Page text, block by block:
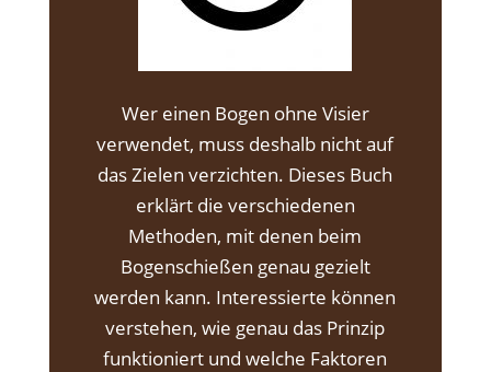
Wer einen Bogen ohne Visier
verwendet, muss deshalb nicht auf
das Zielen verzichten. Dieses Buch
erklärt die verschiedenen
Methoden, mit denen beim
Bogenschießen genau gezielt
werden kann. Interessierte können
verstehen, wie genau das Prinzip
funktioniert und welche Faktoren